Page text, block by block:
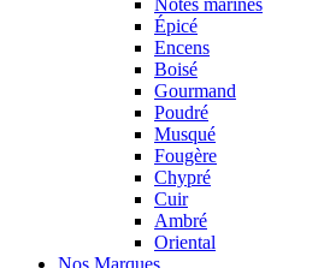
Notes marines
Épicé
Encens
Boisé
Gourmand
Poudré
Musqué
Fougère
Chypré
Cuir
Ambré
Oriental
Nos Marques